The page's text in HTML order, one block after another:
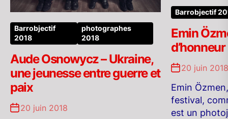
Barrobjectif
2018
photographes
2018
Aude Osnowycz – Ukraine,
une jeunesse entre guerre et
paix
20 juin 2018
Barrobjectif
Emin
20 juin 2018
Emin
festival,
est un